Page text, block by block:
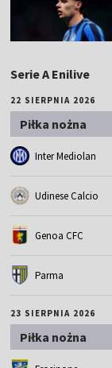
Serie A Enilive
22 SIERPNIA 2026
Piłka nożna
Inter Mediolan
Udinese Calcio
Genoa CFC
Parma
23 SIERPNIA 2026
Piłka nożna